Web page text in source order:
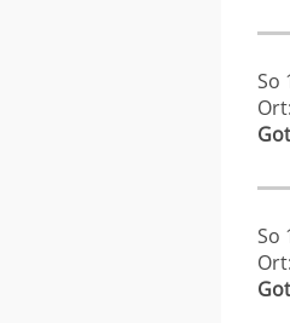
So
So